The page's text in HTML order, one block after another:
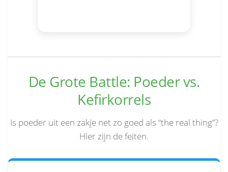
De Grote Battle: Poeder vs.
Kefirkorrels
Is poeder uit een zakje net zo goed als “the real thing”?
Hier zijn de feiten.